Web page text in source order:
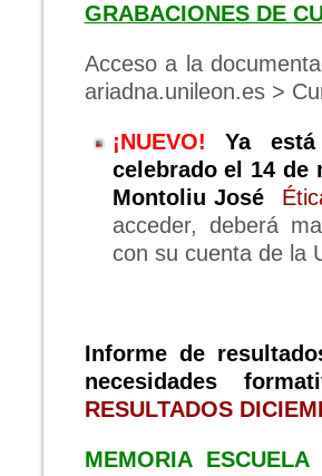
GRABACIONES DE
Acceso a la
ariadna.unileon.es >
¡NUEVO! Ya está
celebrado el 14 de
Montoliu José
acceder, deberá
con su cuenta de la
Informe de
necesidades
RESULTADOS
MEMORIA